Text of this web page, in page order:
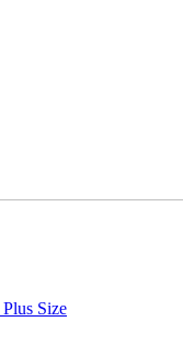
Plus Size